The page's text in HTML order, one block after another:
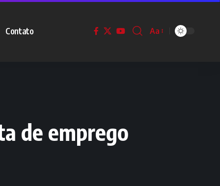
Contato Aa
de emprego